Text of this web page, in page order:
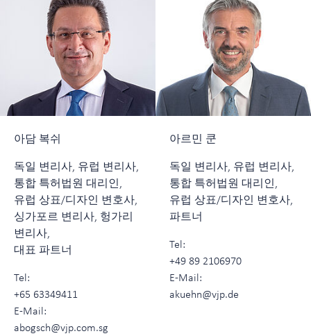
아담 복쉬
독일 변리사, 유럽 변리사,
통합 특허법원 대리인,
유럽 상표/디자인 변호사,
싱가포르 변리사, 헝가리
변리사,
대표 파트너
Tel:
+65 63349411
E-Mail:
abogsch@vjp.com.sg
아르민 쿤
독일 변리사, 유럽 변리사,
통합 특허법원 대리인,
유럽 상표/디자인 변호사,
파트너
Tel:
+49 89 2106970
E-Mail:
akuehn@vjp.de